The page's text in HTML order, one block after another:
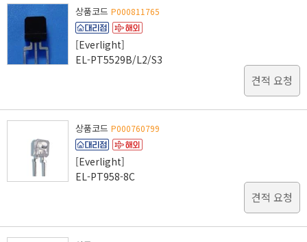
상품코드 P000811765
[Everlight]
EL-PT5529B/L2/S3
견적 요청
상품코드 P000760799
[Everlight]
EL-PT958-8C
견적 요청